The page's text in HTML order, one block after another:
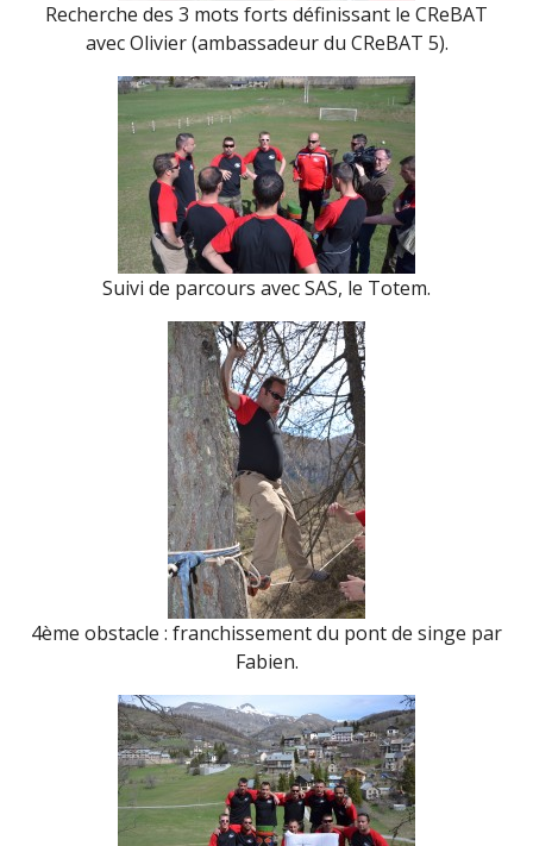
Recherche des 3 mots forts définissant le CReBAT
avec Olivier (ambassadeur du CReBAT 5).
Suivi de parcours avec SAS, le Totem.
4ème obstacle : franchissement du pont de singe par
Fabien.